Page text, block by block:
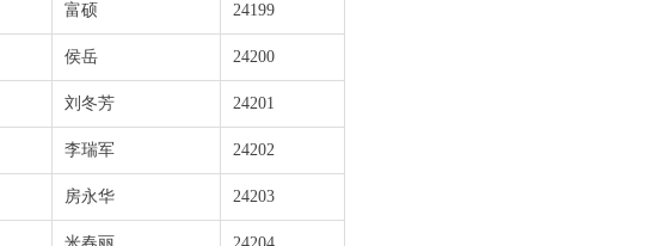
富硕 24199
侯岳 24200
刘冬芳 24201
李瑞军 24202
房永华 24203